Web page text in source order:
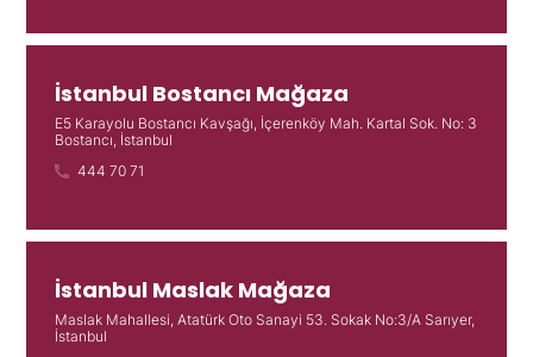
İstanbul Bostancı Mağaza
E5 Karayolu Bostancı Kavşağı, İçerenköy Mah. Kartal Sok. No: 3
Bostancı, İstanbul
444 70 71
İstanbul Maslak Mağaza
Maslak Mahallesi, Atatürk Oto Sanayi 53. Sokak No:3/A Sarıyer,
İstanbul